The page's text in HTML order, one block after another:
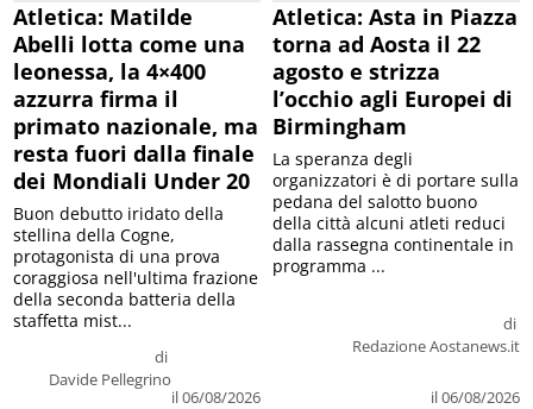
Atletica: Matilde
Abelli lotta come una
leonessa, la 4×400
azzurra firma il
primato nazionale, ma
resta fuori dalla finale
dei Mondiali Under 20
di
Davide Pellegrino
il 06/08/2026
Buon debutto iridato della
stellina della Cogne,
protagonista di una prova
coraggiosa nell'ultima frazione
della seconda batteria della
staffetta mist...
Atletica: Asta in Piazza
torna ad Aosta il 22
agosto e strizza
l’occhio agli Europei di
Birmingham
di
Redazione Aostanews.it
il 06/08/2026
La speranza degli
organizzatori è di portare sulla
pedana del salotto buono
della città alcuni atleti reduci
dalla rassegna continentale in
programma ...